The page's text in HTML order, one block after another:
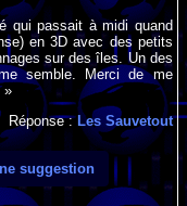
qui passait à midi quand
en 3D avec des petits
sur des îles. Un des
semble. Merci de me
Réponse : Les Sauvetout
suggestion